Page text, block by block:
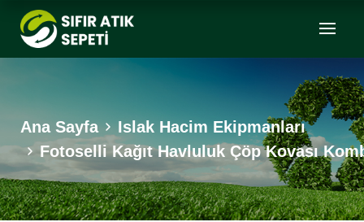
Ana Sayfa
Islak Hacim Ekipmanları
Fotoselli Kağıt Havluluk Çöp Kovası